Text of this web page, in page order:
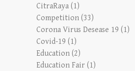
CitraRaya (1)
Competition (33)
Corona Virus Desease 19 (1)
Covid-19 (1)
Education (2)
Education Fair (1)